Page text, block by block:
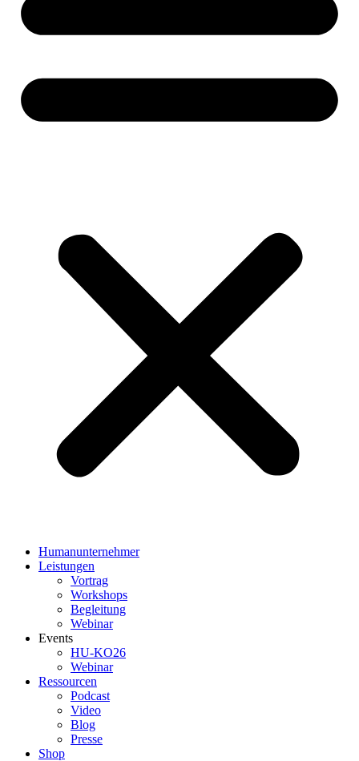
Humanunternehmer
Leistungen
Vortrag
Workshops
Begleitung
Webinar
Events
HU-KO26
Webinar
Ressourcen
Podcast
Video
Blog
Presse
Shop